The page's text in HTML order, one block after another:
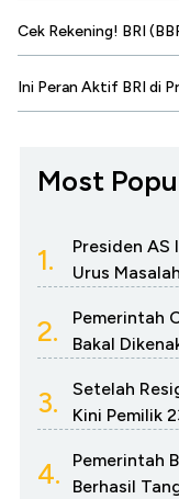
Cek Rekening! BRI
Ini Peran Aktif BRI di
Most
1.
Presiden AS
Urus
2.
Pemerintah
Bakal
3.
Setelah
Kini Pemilik
4.
Pemerintah
Berhasil